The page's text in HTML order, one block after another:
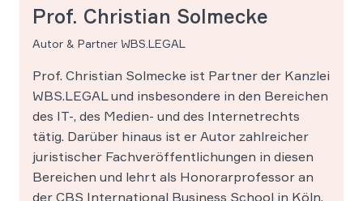
Prof. Christian Solmecke
Autor & Partner WBS.LEGAL
Prof. Christian Solmecke ist Partner der Kanzlei
WBS.LEGAL und insbesondere in den Bereichen
des IT-, des Medien- und des Internetrechts
tätig. Darüber hinaus ist er Autor zahlreicher
juristischer Fachveröffentlichungen in diesen
Bereichen und lehrt als Honorarprofessor an
der CBS International Business School in Köln.